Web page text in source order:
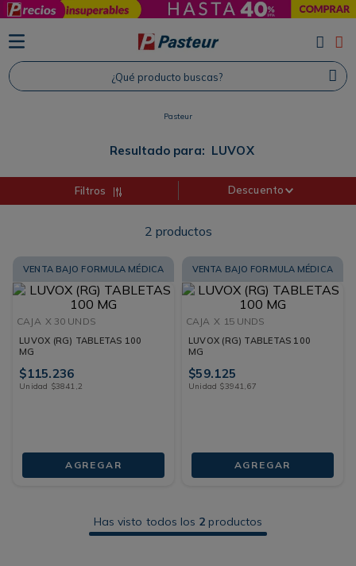
¿Qué producto buscas?
Pasteur
Resultado para: LUVOX
Filtros Descuento
2 productos
VENTA BAJO FORMULA MÉDICA
CAJA X 30 UNDS
LUVOX (RG) TABLETAS 100
MG
$115.236
Unidad $3841 2
AGREGAR
VENTA BAJO FORMULA MÉDICA
CAJA X 15 UNDS
LUVOX (RG) TABLETAS 100
MG
$59.125
Unidad $3941 67
AGREGAR
Has visto todos los 2 productos
TÉRMINOS MÁS BUSCADOS
1. Protector Solar
2. Proteina